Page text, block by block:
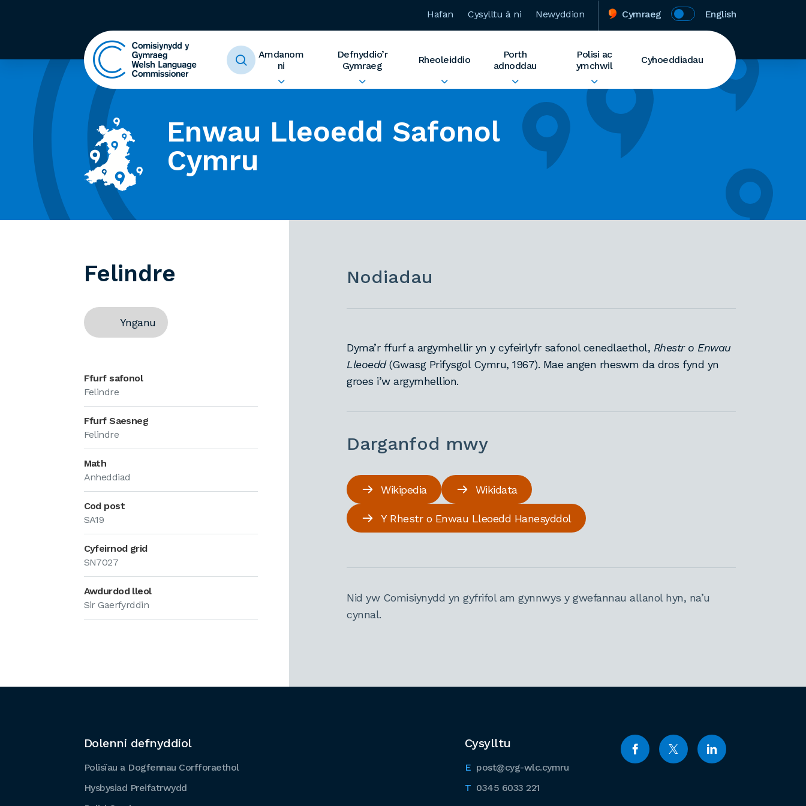
Hafan Cysylltu â ni Newyddion Cymraeg English
Amdanom
ni
Defnyddio’r
Gymraeg
Rheoleiddio
Porth
adnoddau
Polisi ac
ymchwil
Cyhoeddiadau
Enwau Lleoedd Safonol
Cymru
Felindre
Ynganu
Ffurf safonol
Felindre
Ffurf Saesneg
Felindre
Math
Anheddiad
Cod post
SA19
Cyfeirnod grid
SN7027
Awdurdod lleol
Sir Gaerfyrddin
Nodiadau
Dyma’r ffurf a argymhellir yn y cyfeirlyfr safonol cenedlaethol, Rhestr o Enwau
Lleoedd(Gwasg Prifysgol Cymru, 1967). Mae angen rheswm da dros fynd yn
groes i’w argymhellion.
Darganfod mwy
Wikipedia Wikidata
Y Rhestr o Enwau Lleoedd Hanesyddol
Nid yw Comisiynydd yn gyfrifol am gynnwys y gwefannau allanol hyn, na’u
cynnal.
Cysylltu
post@cyg-wlc.cymru
0345 6033 221
Dolenni defnyddiol
Polisïau a Dogfennau Corfforaethol
Hysbysiad Preifatrwydd